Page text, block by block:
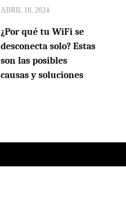
ABRIL 18, 2024
¿Por qué tu WiFi se
desconecta solo? Estas
son las posibles
causas y soluciones